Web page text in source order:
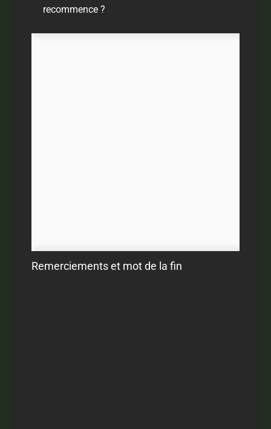
recommence ?
Remerciements et mot de la fin